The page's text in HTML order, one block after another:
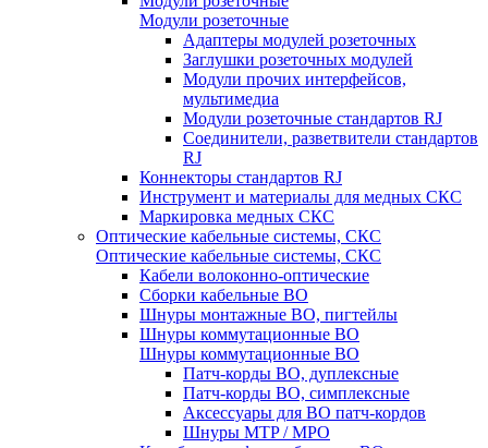
Модули розеточные
Адаптеры модулей розеточных
Заглушки розеточных модулей
Модули прочих интерфейсов,
мультимедиа
Модули розеточные стандартов RJ
Соединители, разветвители стандартов
RJ
Коннекторы стандартов RJ
Инструмент и материалы для медных СКС
Маркировка медных СКС
Оптические кабельные системы, СКС
Оптические кабельные системы, СКС
Кабели волоконно-оптические
Сборки кабельные ВО
Шнуры монтажные ВО, пигтейлы
Шнуры коммутационные ВО
Шнуры коммутационные ВО
Патч-корды ВО, дуплексные
Патч-корды ВО, симплексные
Аксессуары для ВО патч-кордов
Шнуры MTP / MPO